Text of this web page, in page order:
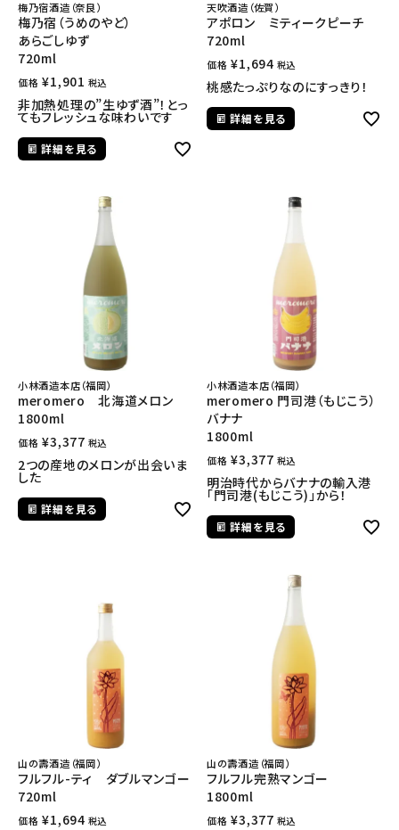
梅乃宿酒造（奈良）
梅乃宿（うめのやど）
あらごしゆず
720ml
価格 ¥1,901 税込
非加熱処理の”生ゆず酒”！とっ
てもフレッシュな味わいです
詳細を見る
天吹酒造（佐賀）
アポロン ミティークピーチ
720ml
価格 ¥1,694 税込
桃感たっぷりなのにすっきり！
詳細を見る
小林酒造本店（福岡）
meromero 北海道メロン
1800ml
価格 ¥3,377 税込
2つの産地のメロンが出会いま
した
詳細を見る
小林酒造本店（福岡）
meromero 門司港（もじこう）
バナナ
1800ml
価格 ¥3,377 税込
明治時代からバナナの輸入港
「門司港(もじこう)」から！
詳細を見る
山の壽酒造（福岡）
フルフル-ティ ダブルマンゴー
720ml
価格 ¥1,694 税込
山の壽酒造（福岡）
フルフル完熟マンゴー
1800ml
価格 ¥3,377 税込